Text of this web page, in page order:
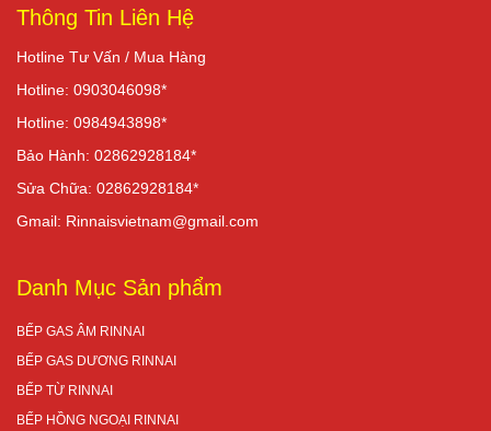
Thông Tin Liên Hệ
Hotline Tư Vấn / Mua Hàng
Hotline: 0903046098*
Hotline: 0984943898*
Bảo Hành: 02862928184*
Sửa Chữa: 02862928184*
Gmail: Rinnaisvietnam@gmail.com
Danh Mục Sản phẩm
BẾP GAS ÂM RINNAI
BẾP GAS DƯƠNG RINNAI
BẾP TỪ RINNAI
BẾP HỒNG NGOẠI RINNAI